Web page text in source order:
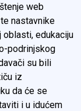
web
nastavnike
oblasti, edukaciju
podrinjskog
su bili
iz
da će se
i u idućem